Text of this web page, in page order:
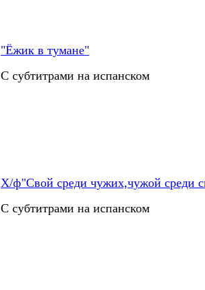
"Ёжик в тумане"
С субтитрами на испанском
Х/ф"Свой среди чужих,чужой среди
С субтитрами на испанском